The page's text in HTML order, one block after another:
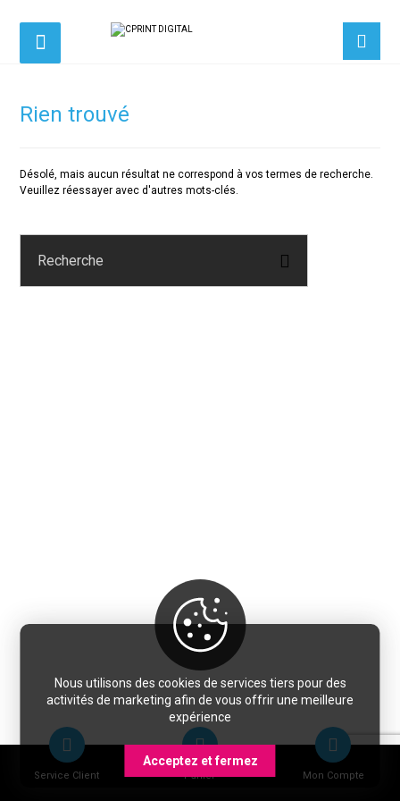
Rien trouvé
Désolé, mais aucun résultat ne correspond à vos termes de recherche.
Veuillez réessayer avec d'autres mots-clés.
Service Client Panier Mon Compte
Nous utilisons des cookies de services tiers pour des
activités de marketing afin de vous offrir une meilleure
expérience
Acceptez et fermez